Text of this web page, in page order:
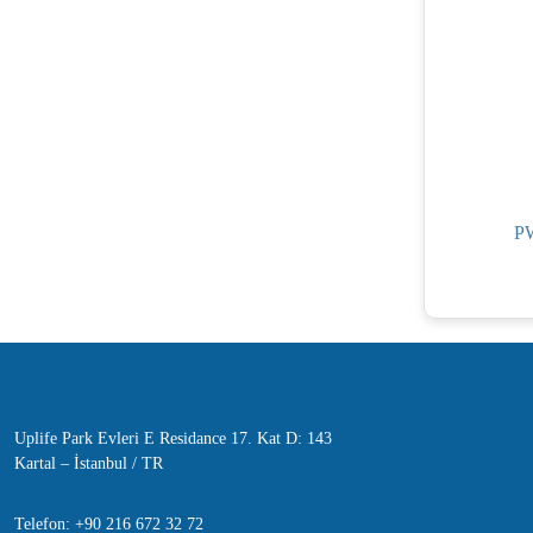
Uplife Park Evleri E Residance 17. Kat D: 143
Kartal – İstanbul / TR
Telefon: +90 216 672 32 72